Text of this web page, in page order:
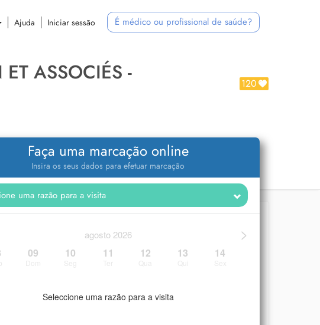
Ajuda Iniciar sessão É médico ou profissional de saúde?
ASSOCIÉS - 120
Faça uma marcação online
Insira os seus dados para efetuar marcação
>
agosto 2026
09 10 11 12 13 14
Seleccione uma razão para a visita